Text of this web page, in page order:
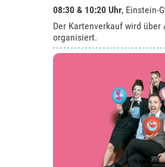
08:30 & 10:20 Uhr, Einstein-
Der Kartenverkauf wird über
organisiert.